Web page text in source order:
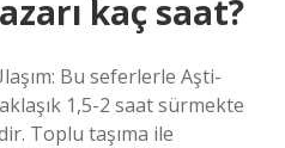
kaç saat?
Bu seferlerle Aşti-
1,5-2 saat sürmekte
Toplu taşıma ile